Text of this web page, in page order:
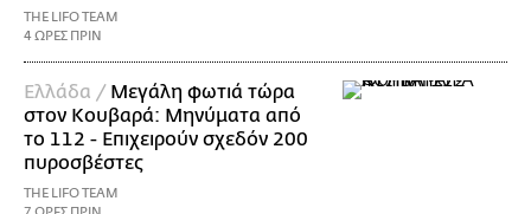
THE LIFO TEAM
4 ΩΡΕΣ ΠΡΙΝ
Ελλάδα / Μεγάλη φωτιά τώρα
στον Κουβαρά: Μηνύματα από
το 112 - Επιχειρούν σχεδόν 200
πυροσβέστες
THE LIFO TEAM